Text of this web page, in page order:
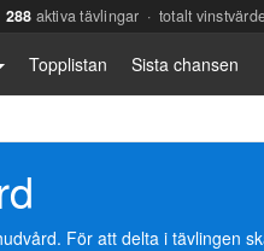
288 aktiva tävlingar · totalt
Topplistan Sista chansen
För att delta i tävlingen